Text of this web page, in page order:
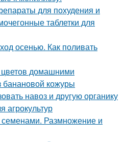
для похудения и
таблетки для
осенью. Как поливать
домашними
банановой кожуры
навоз и другую органику
агрокультур
семенами. Размножение и